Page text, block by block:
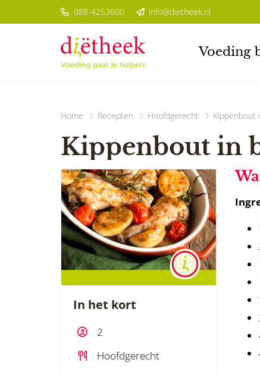
Home Recepten Hoofdgerecht Kippenbout
Kippenbout in
In het kort
2
Hoofdgerecht
088-4253600 info@dietheek.nl
Voeding